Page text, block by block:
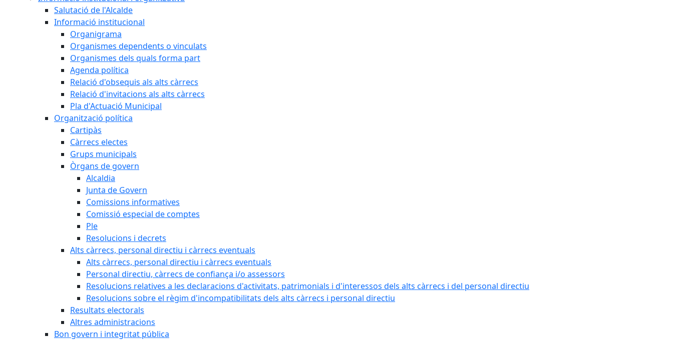
Salutació de l'Alcalde
Informació institucional
Organigrama
Organismes dependents o vinculats
Organismes dels quals forma part
Agenda política
Relació d'obsequis als alts càrrecs
Relació d'invitacions als alts càrrecs
Pla d'Actuació Municipal
Organització política
Cartipàs
Càrrecs electes
Grups municipals
Òrgans de govern
Alcaldia
Junta de Govern
Comissions informatives
Comissió especial de comptes
Ple
Resolucions i decrets
Alts càrrecs, personal directiu i càrrecs eventuals
Alts càrrecs, personal directiu i càrrecs eventuals
Personal directiu, càrrecs de confiança i/o assessors
Resolucions relatives a les declaracions d'activitats, patrimonials i d'interessos dels alts càrrecs i del personal directiu
Resolucions sobre el règim d'incompatibilitats dels alts càrrecs i personal directiu
Resultats electorals
Altres administracions
Bon govern i integritat pública